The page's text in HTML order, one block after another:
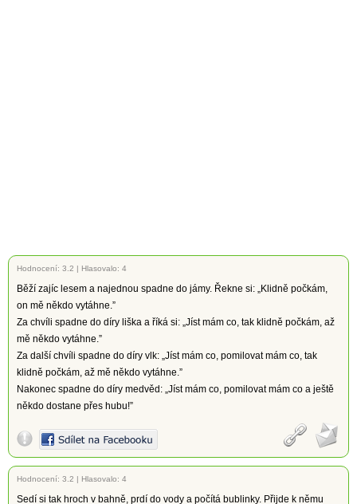
Hodnocení: 3.2 | Hlasovalo: 4
Běží zajíc lesem a najednou spadne do jámy. Řekne si: „Klidně počkám,
on mě někdo vytáhne.”
Za chvíli spadne do díry liška a říká si: „Jíst mám co, tak klidně počkám, až
mě někdo vytáhne.”
Za další chvíli spadne do díry vlk: „Jíst mám co, pomilovat mám co, tak
klidně počkám, až mě někdo vytáhne.”
Nakonec spadne do díry medvěd: „Jíst mám co, pomilovat mám co a ještě
někdo dostane přes hubu!”
Hodnocení: 3.2 | Hlasovalo: 4
Sedí si tak hroch v bahně, prdí do vody a počítá bublinky. Přijde k němu